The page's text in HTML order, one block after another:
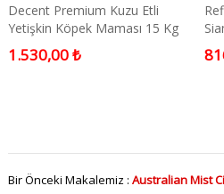
Decent Premium Kuzu Etli
Yetişkin Köpek Maması 15 Kg
1.530,00 ₺
Kg
Bir Önceki Makalemiz : Australian Mist